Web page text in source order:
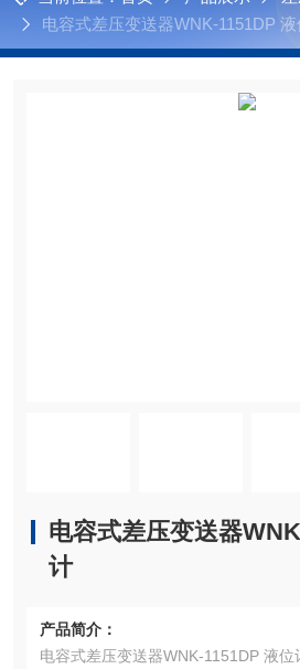
电容式差压变
电容式差压变送器WNK-
计
产品简介：
电容式差压变送器WNK-